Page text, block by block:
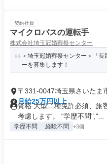
契約社員
マイクロバスの運転手
株式会社埼玉冠婚葬祭センター
＜埼玉冠婚葬祭センター＞「
ーを募集します！
〒331-0047埼玉県さいたま
月給25万円以上
資格 大型二種免許必須、旅
考慮します。 "学歴不問","...
学歴不問 経験不問 +3個